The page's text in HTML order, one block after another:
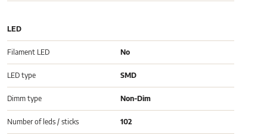
LED
Filament LED No
LED type SMD
Dimm type Non-Dim
Number of leds / sticks 102